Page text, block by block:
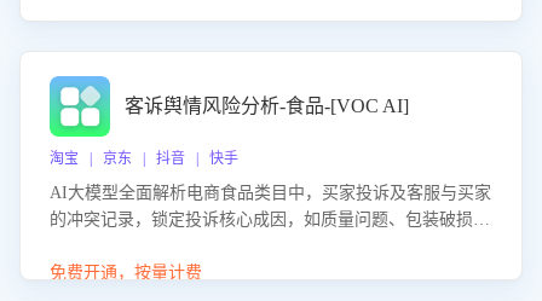
客诉舆情风险分析-食品-[VOC AI]
淘宝 | 京东 | 抖音 | 快手
AI大模型全面解析电商食品类目中，买家投诉及客服与买家
的冲突记录，锁定投诉核心成因，如质量问题、包装破损
置差评防控，提升客户满意度。
免费开通，按量计费